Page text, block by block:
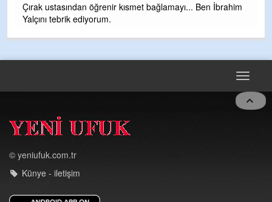
Çırak ustasından öğrenir kısmet bağlamayı... Ben İbrahim
Yalçını tebrik ediyorum.
Toggle
© yeniufuk.com.tr
Künye - iletişim